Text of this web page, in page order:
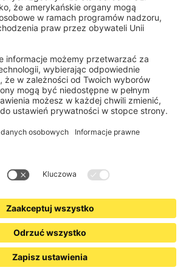
dla konsumentów
Ogólne warunki sprzedaży
i ochrona danych
baterii i sprzętu elektronicznego (BattG /
Ustawienia plików cookie
• www.jalousiescout.at
www.domondo.es
• www.domondo.it • www.domondo.pl
Enterprises GmbH & Co KG. Wszelkie prawa
zastrzeżone.